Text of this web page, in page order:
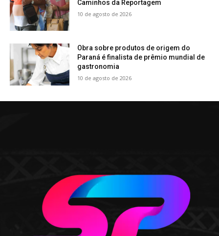
Caminhos da Reportagem
10 de agosto de 2026
Obra sobre produtos de origem do
Paraná é finalista de prêmio mundial de
gastronomia
10 de agosto de 2026